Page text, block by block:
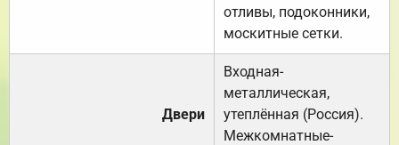
отливы, подоконники,
москитные сетки.
Двери
Входная-
металлическая,
утеплённая (Россия).
Межкомнатные-